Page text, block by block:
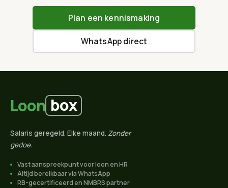
Plan een kennismaking
WhatsApp direct
Loon box
Salaris geregeld. Elke maand. Zonder
gedoe.
Vast aanspreekpunt voor loon en HR
Altijd bereikbaar via WhatsApp
RB-gecertificeerd en NMBRS partner